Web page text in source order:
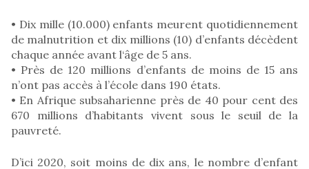
• Dix mille (10.000) enfants meurent quotidiennement
de malnutrition et dix millions (10) d’enfants décèdent
chaque année avant l‘âge de 5 ans.
• Près de 120 millions d’enfants de moins de 15 ans
n’ont pas accès à l’école dans 190 états.
• En Afrique subsaharienne près de 40 pour cent des
670 millions d’habitants vivent sous le seuil de la
pauvreté.
D’ici 2020, soit moins de dix ans, le nombre d’enfant